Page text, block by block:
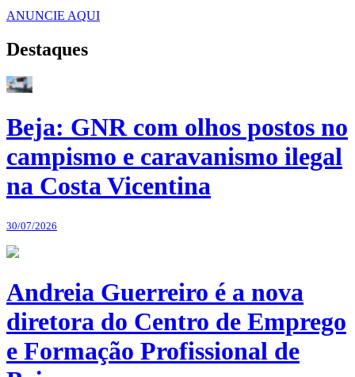
ANUNCIE AQUI
Destaques
Beja: GNR com olhos postos no
campismo e caravanismo ilegal
na Costa Vicentina
30/07/2026
Andreia Guerreiro é a nova
diretora do Centro de Emprego
e Formação Profissional de